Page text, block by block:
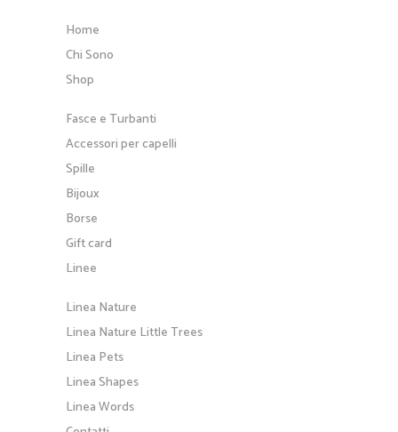
Home
Chi Sono
Shop
Fasce e Turbanti
Accessori per capelli
Spille
Bijoux
Borse
Gift card
Linee
Linea Nature
Linea Nature Little Trees
Linea Pets
Linea Shapes
Linea Words